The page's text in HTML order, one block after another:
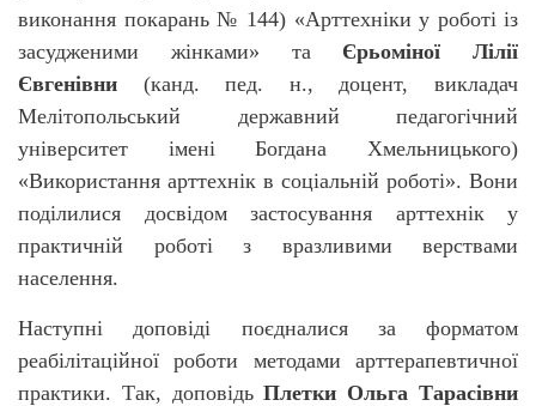
виконання покарань № 144) «Арттехніки у роботі із
засудженими жінками» та Єрьоміної Лілії
Євгенівни (канд. пед. н., доцент, викладач
Мелітопольський державний педагогічний
університет імені Богдана Хмельницького)
«Використання арттехнік в соціальній роботі». Вони
поділилися досвідом застосування арттехнік у
практичній роботі з вразливими верствами
населення.
Наступні доповіді поєдналися за форматом
реабілітаційної роботи методами арттерапевтичної
практики. Так, доповідьПлетки Ольга Тарасівни